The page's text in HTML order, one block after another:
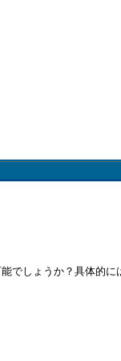
しょうか？具体的に